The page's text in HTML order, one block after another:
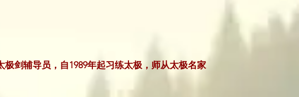
剑辅导员，自1989年起习练太极，师从太极名家